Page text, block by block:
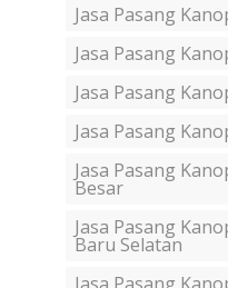
Jasa Pasang
Jasa Pasang
Jasa Pasang
Jasa Pasang
Jasa Pasang
Besar
Jasa Pasang
Baru Selatan